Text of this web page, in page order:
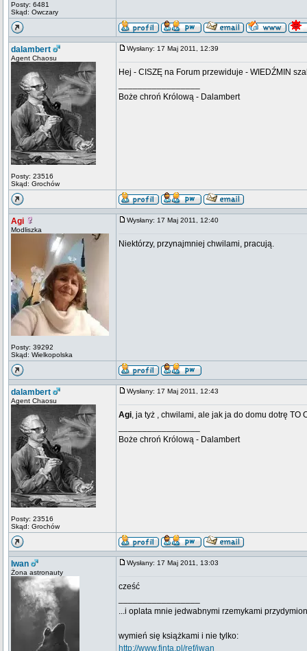
Posty: 6481
Skąd: Owczary
dalambert
Agent Chaosu
Posty: 23516
Skąd: Grochów
Wysłany: 17 Maj 2011, 12:39
Hej - CISZĘ na Forum przewiduje - WIEDŹMIN
Boże chroń Królową - Dalambert
Agi
Modliszka
Posty: 39292
Skąd: Wielkopolska
Wysłany: 17 Maj 2011, 12:40
Niektórzy, przynajmniej chwilami, pracują.
dalambert
Agent Chaosu
Posty: 23516
Skąd: Grochów
Wysłany: 17 Maj 2011, 12:43
Agi, ja tyż , chwilami, ale jak ja do domu dotrę TO
Boże chroń Królową - Dalambert
Iwan
Żona astronauty
Wysłany: 17 Maj 2011, 13:03
cześć
...i oplata mnie jedwabnymi rzemykami
wymień się książkami i nie tylko:
http://www.finta.pl/ref/iwan